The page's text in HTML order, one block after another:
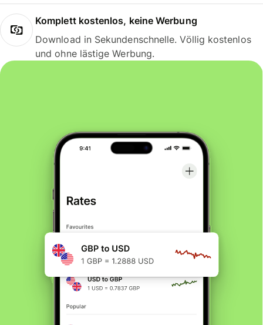
Komplett kostenlos, keine Werbung
Download in Sekundenschnelle. Völlig kostenlos
und ohne lästige Werbung.